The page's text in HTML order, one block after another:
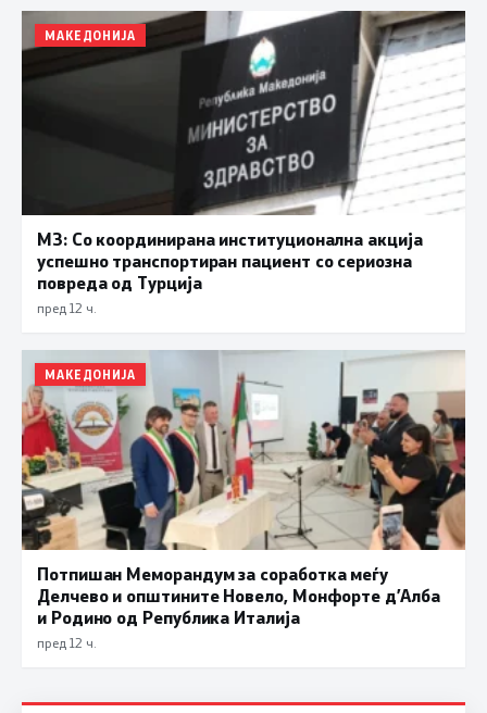
МАКЕДОНИЈА
МЗ: Со координирана институционална акција
успешно транспортиран пациент со сериозна
повреда од Турција
пред 12 ч.
МАКЕДОНИЈА
Потпишан Меморандум за соработка меѓу
Делчево и општините Новело, Монфорте д’Алба
и Родино од Република Италија
пред 12 ч.